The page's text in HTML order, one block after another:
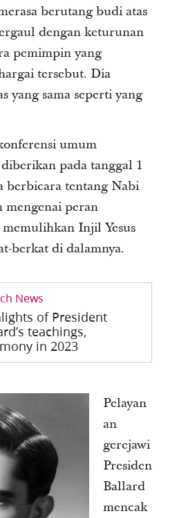
berutang budi atas
dengan keturunan
pemimpin yang
tersebut. Dia
yang sama seperti yang
umum
pada tanggal 1
berbicara tentang Nabi
mengenai peran
Injil Yesus
berkat di dalamnya.
News
of President
teachings,
in 2023
Pelayan
an
gerejawi
Presiden
Ballard
mencak